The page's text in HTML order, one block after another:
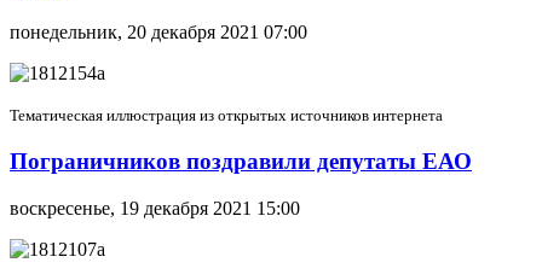
понедельник, 20 декабря 2021 07:00
Тематическая иллюстрация из открытых источников интернета
Пограничников поздравили депутаты ЕАО
воскресенье, 19 декабря 2021 15:00